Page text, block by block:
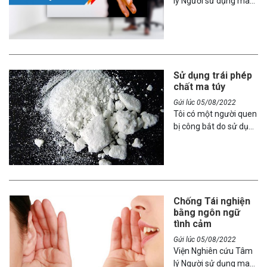
Sử dụng trái phép
chất ma túy
Gửi lúc 05/08/2022
Tôi có một người quen
bị công bắt do sử dụng
bạn tôi mua giúp một
người khácvới số
lượng nhỏ khoảng 400
nghìn. Như vậy thì
người đó sẽ bị xử lý
như thế nào?
Chống Tái nghiện
bằng ngôn ngữ
tình cảm
Gửi lúc 05/08/2022
Viện Nghiên cứu Tâm
lý Người sử dụng ma